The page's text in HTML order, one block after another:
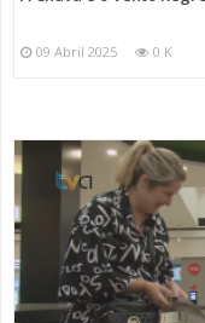
09 Abril 2025 0 K